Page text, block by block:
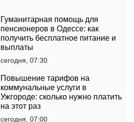
Гуманитарная помощь для
пенсионеров в Одессе: как
получить бесплатное питание и
выплаты
сегодня, 07:30
Повышение тарифов на
коммунальные услуги в
Ужгороде: сколько нужно платить
на этот раз
сегодня, 07:00